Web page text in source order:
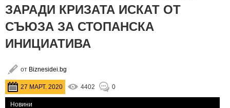
ЗАРАДИ КРИЗАТА ИСКАТ ОТ
СЪЮЗА ЗА СТОПАНСКА
ИНИЦИАТИВА
от Biznesidei.bg
4402 0
27 МАРТ. 2020
Новини